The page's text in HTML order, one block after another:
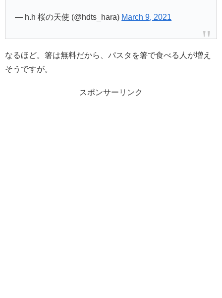
— h.h 桜の天使 (@hdts_hara) March 9, 2021
なるほど。箸は無料だから、パスタを箸で食べる人が増え
そうですが。
スポンサーリンク